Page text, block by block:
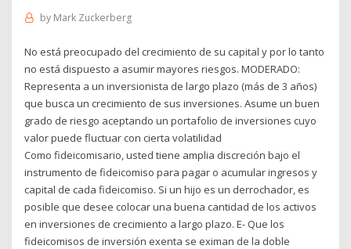
by Mark Zuckerberg
No está preocupado del crecimiento de su capital y por lo tanto
no está dispuesto a asumir mayores riesgos. MODERADO:
Representa a un inversionista de largo plazo (más de 3 años)
que busca un crecimiento de sus inversiones. Asume un buen
grado de riesgo aceptando un portafolio de inversiones cuyo
valor puede fluctuar con cierta volatilidad
Como fideicomisario, usted tiene amplia discreción bajo el
instrumento de fideicomiso para pagar o acumular ingresos y
capital de cada fideicomiso. Si un hijo es un derrochador, es
posible que desee colocar una buena cantidad de los activos
en inversiones de crecimiento a largo plazo. E- Que los
fideicomisos de inversión exenta se eximan de la doble